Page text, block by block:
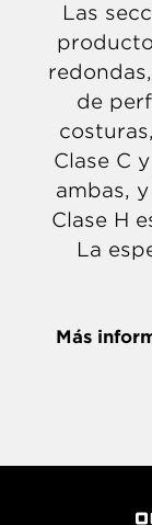
Las
de
Clase C
ambas,
Clase H
La
Más